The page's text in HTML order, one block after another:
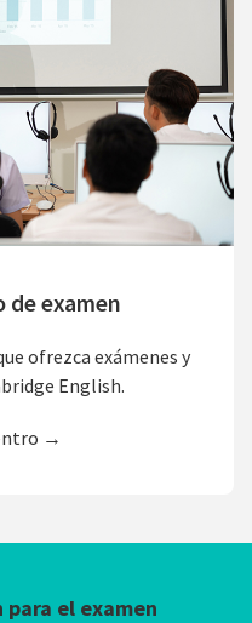
de examen
ofrezca exámenes y
English.
→
el examen